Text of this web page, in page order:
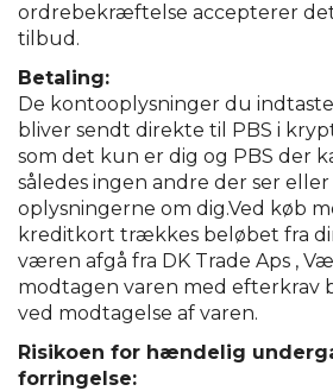
ordrebekræftelse accepterer
tilbud.
Betaling:
De kontooplysninger du
bliver sendt direkte til PBS i
som det kun er dig og PBS der
således ingen andre der ser
oplysningerne om dig.Ved køb
kreditkort trækkes beløbet fra
væren afgå fra DK Trade Aps ,
modtagen varen med efterkrav
ved modtagelse af varen.
Risikoen for hændelig
forringelse: